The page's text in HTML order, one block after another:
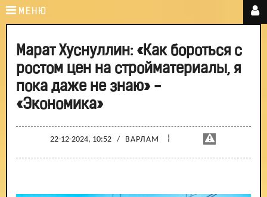
МЕНЮ
Марат Хуснуллин: «Как бороться с
ростом цен на стройматериалы, я
пока даже не знаю» -
«Экономика»
22-12-2024, 10:52 / ВАРЛАМ ¦